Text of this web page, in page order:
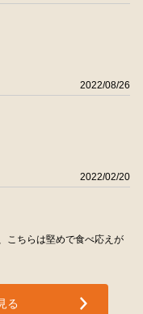
2022/08/26
2022/02/20
こちらは堅めで食べ応えが
る